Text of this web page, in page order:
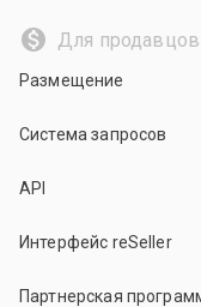
Для продавцов
Размещение
Система запросов
API
Интерфейс reSeller
Партнерская